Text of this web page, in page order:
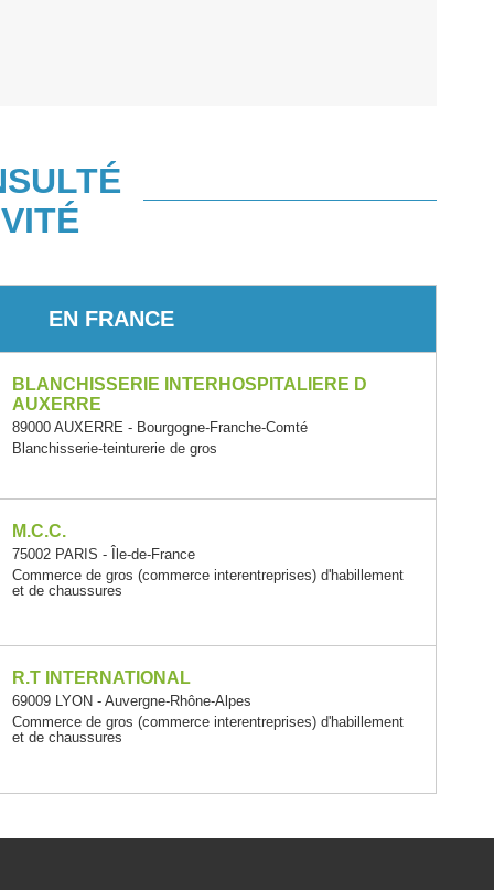
EN FRANCE
BLANCHISSERIE INTERHOSPITALIERE D
AUXERRE
89000 AUXERRE - Bourgogne-Franche-Comté
Blanchisserie-teinturerie de gros
M.C.C.
75002 PARIS - Île-de-France
Commerce de gros (commerce interentreprises) d'habillement
et de chaussures
R.T INTERNATIONAL
69009 LYON - Auvergne-Rhône-Alpes
Commerce de gros (commerce interentreprises) d'habillement
et de chaussures